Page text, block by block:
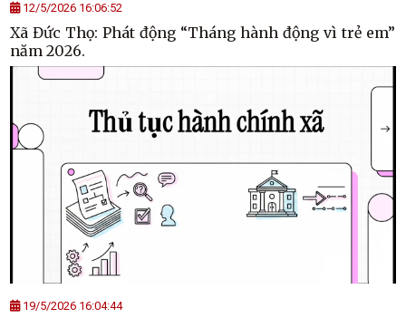
12/5/2026 16:06:52
Xã Đức Thọ: Phát động “Tháng hành động vì trẻ em”
năm 2026.
19/5/2026 16:04:44